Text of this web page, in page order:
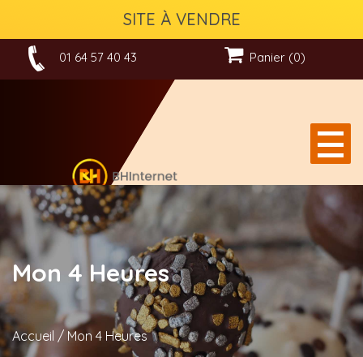
SITE À VENDRE
01 64 57 40 43 Panier (0)
Mon 4 Heures
Accueil / Mon 4 Heures